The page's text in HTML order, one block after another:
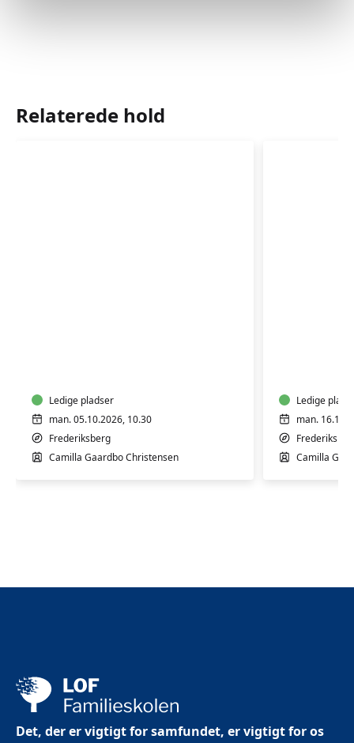
Relaterede hold
børnLedige pladser
man. 05.10.2026, 10.30
Frederiksberg
Camilla Gaardbo Christensen
børn
Ledige
man.
Camilla
Det, der er vigtigt for samfundet, er vigtigt for os